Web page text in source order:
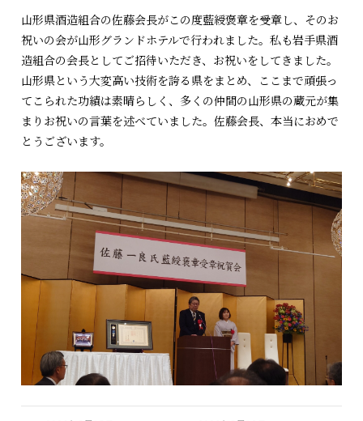
山形県酒造組合の佐藤会長がこの度藍綬褒章を受章し、そのお
祝いの会が山形グランドホテルで行われました。私も岩手県酒
造組合の会長としてご招待いただき、お祝いをしてきました。
山形県という大変高い技術を誇る県をまとめ、ここまで頑張っ
てこられた功績は素晴らしく、多くの仲間の山形県の蔵元が集
まりお祝いの言葉を述べていました。佐藤会長、本当におめで
とうございます。